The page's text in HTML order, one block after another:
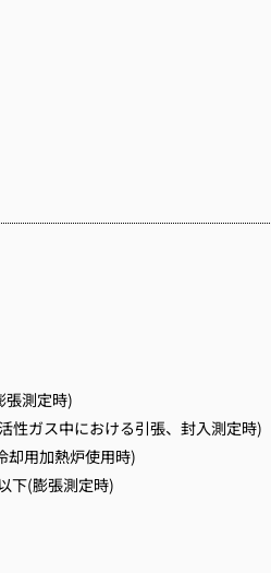
測定時)
における引張、封入測定時)
熱炉使用時)
(膨張測定時)